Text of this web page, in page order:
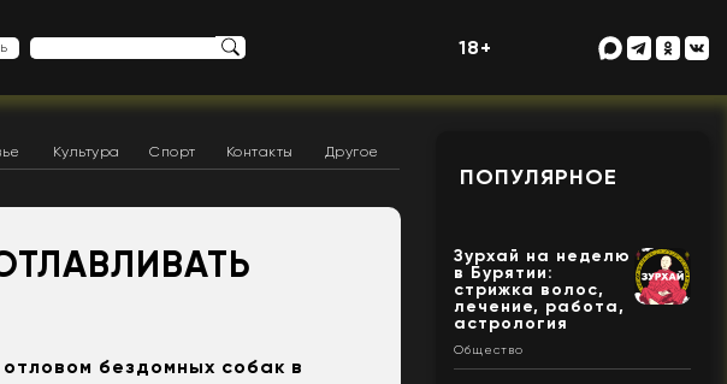
18+
Культура Спорт Контакты Другое
бездомных собак в
ПОПУЛЯРНОЕ
Зурхай на неделю
в Бурятии:
стрижка волос,
лечение, работа,
астрология
Общество